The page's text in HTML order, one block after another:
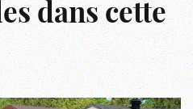
dans cette